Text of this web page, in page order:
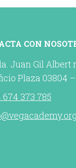
CON
Juan Gil Albert
Plaza 03804
674 373 785